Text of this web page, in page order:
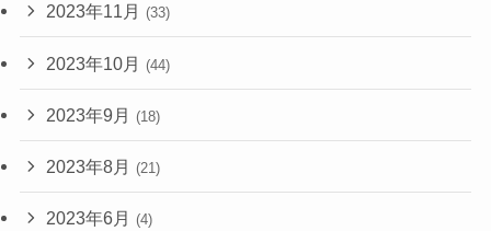
2023年11月 (33)
2023年10月 (44)
2023年9月 (18)
2023年8月 (21)
2023年6月 (4)